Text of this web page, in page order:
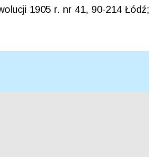
1905 r. nr 41, 90-214 Łódź;